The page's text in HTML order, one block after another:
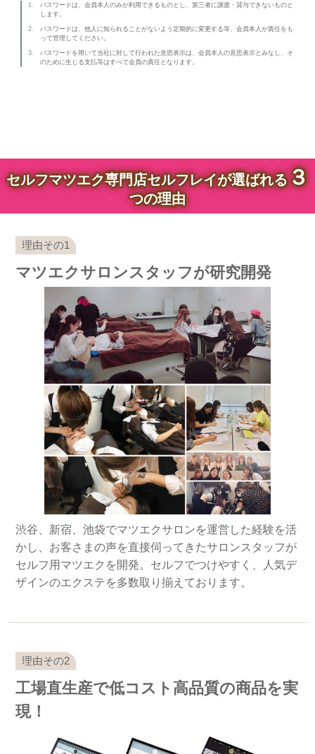
パスワードは、会員本人のみが利用できるものとし、第三者に譲渡・貸与できないものと
します。
パスワードは、他人に知られることがないよう定期的に変更する等、会員本人が責任をも
って管理してください。
パスワードを用いて当社に対して行われた意思表示は、会員本人の意思表示とみなし、そ
のために生じる支払等はすべて会員の責任となります。
セルフマツエク専門店セルフレイが選ばれる３
つの理由
マツエクサロンスタッフが研究開発
渋谷、新宿、池袋でマツエクサロンを運営した経験を活
かし、お客さまの声を直接伺ってきたサロンスタッフが
セルフ用マツエクを開発。セルフでつけやすく、人気デ
ザインのエクステを多数取り揃えております。
工場直生産で低コスト高品質の商品を実
現！